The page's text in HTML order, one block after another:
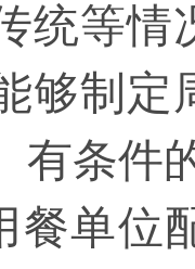
统等情
够制定
有条件
餐单位